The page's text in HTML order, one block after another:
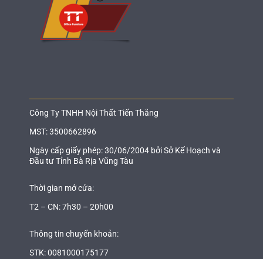
Công Ty TNHH Nội Thất Tiến Thắng
MST: 3500662896
Ngày cấp giấy phép: 30/06/2004 bởi Sở Kế Hoạch và
Đầu tư Tỉnh Bà Rịa Vũng Tàu
Thời gian mở cửa:
T2 – CN: 7h30 – 20h00
Thông tin chuyển khoản:
STK: 0081000175177